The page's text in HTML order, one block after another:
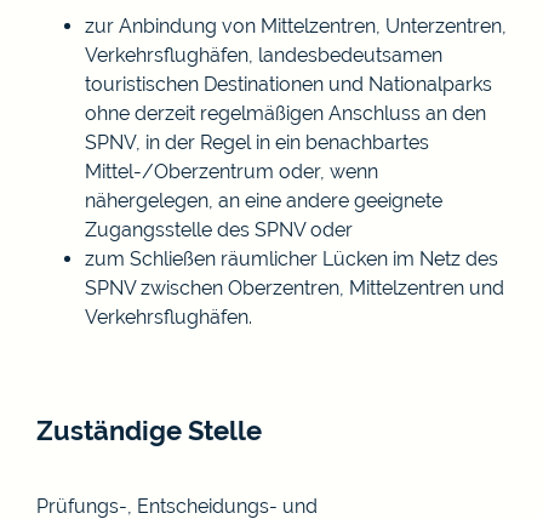
zur Anbindung von Mittelzentren, Unterzentren,
Verkehrsflughäfen, landesbedeutsamen
touristischen Destinationen und Nationalparks
ohne derzeit regelmäßigen Anschluss an den
SPNV, in der Regel in ein benachbartes
Mittel-/Oberzentrum oder, wenn
nähergelegen, an eine andere geeignete
Zugangsstelle des SPNV oder
zum Schließen räumlicher Lücken im Netz des
SPNV zwischen Oberzentren, Mittelzentren und
Verkehrsflughäfen.
Zuständige Stelle
Prüfungs-, Entscheidungs- und